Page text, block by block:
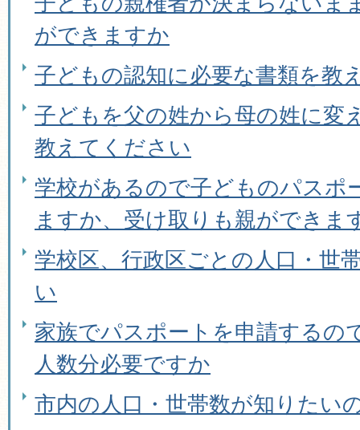
ができますか
子どもの認知に必要な書類を教
子どもを父の姓から母の姓に変
教えてください
学校があるので子どものパスポ
ますか、受け取りも親ができま
学校区、行政区ごとの人口・世
い
家族でパスポートを申請するの
人数分必要ですか
市内の人口・世帯数が知りたい